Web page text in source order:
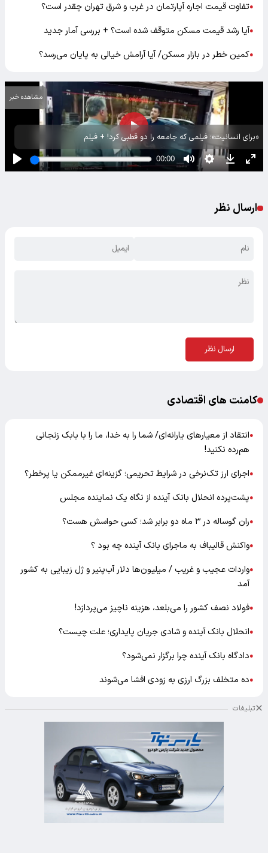
●تفاوت قیمت اجاره آپارتمان در غرب و شرق تهران چقدر است؟
●آیا رشد قیمت مسکن متوقف شده است؟ + بررسی آمار جدید
●کمین خطر در بازار مسکن/ آیا آرامش خیالی به پایان می‌رسد؟
«برای انسانیت»؛ فیلمی که جامعه را دو قطبی کرد! + فیلم
مشاهده خبر
ارسال نظر
ارسال نظر
کامنت های اقتصادی
●انتقاد از معیارهای یارانه‌ای/ شما را به خدا، ما را با بابک زنجانی
هم‌رده نکنید!
●اجرای ارز تک‌نرخی در شرایط تحریمی؛ گزینه‌ای غیرممکن یا پرخطر؟
●پشت‌پرده انحلال بانک آینده از نگاه یک نماینده مجلس
●ران گوساله در ۳ ماه دو برابر شد؛ کسی حواسش هست؟
●واکنش قالیباف به ماجرای بانک آینده چه بود ؟
●واردات عجیب و غریب / میلیون‌ها دلار آب‌پنیر و ژل زیبایی به کشور
آمد
●فولاد نصف کشور را می‌بلعد، هزینه ناچیز می‌پردازد!
●انحلال بانک آینده و شادی جریان پایداری؛ علت چیست؟
●دادگاه بانک آینده چرا برگزار نمی‌شود؟
●ده متخلف بزرگ ارزی به زودی افشا می‌شوند
تبلیغات